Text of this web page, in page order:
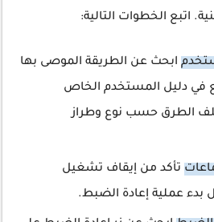
اتبع الخطوات التالية:
ابحث عن الطريقة الموصى بها
في دليل المستخدم الخاص
الطرق حسب نوع وطراز
تأكد من إيقاف تشغيل
بدء عملية إعادة الضبط.